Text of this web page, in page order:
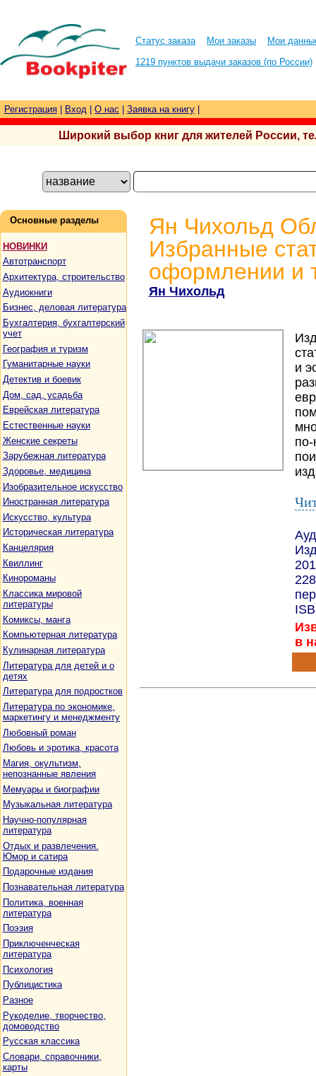
Статус заказа Мои заказы
Мои
1219 пунктов выдачи заказов (по России)
Регистрация Вход О нас Заявка на книгу
Широкий выбор книг для жителей России,
Основные разделы
НОВИНКИ
Автотранспорт
Архитектура, строительство
Аудиокниги
Бизнес, деловая литература
Бухгалтерия, бухгалтерский
учет
География и туризм
Гуманитарные науки
Детектив и боевик
Дом, сад, усадьба
Еврейская литература
Естественные науки
Женские секреты
Зарубежная литература
Здоровье, медицина
Изобразительное искусство
Иностранная литература
Искусство, культура
Историческая литература
Канцелярия
Квиллинг
Кинороманы
Классика мировой
литературы
Комиксы, манга
Компьютерная литература
Кулинарная литература
Литература для детей и о
детях
Литература для подростков
Литература по экономике,
маркетингу и менеджменту
Любовный роман
Любовь и эротика, красота
Магия, окультизм,
непознанные явления
Мемуары и биографии
Музыкальная литература
Научно-популярная
литература
Отдых и развлечения.
Юмор и сатира
Подарочные издания
Познавательная литература
Политика, военная
литература
Поэзия
Приключенческая
литература
Психология
Публицистика
Разное
Рукоделие, творчество,
домоводство
Русская классика
Словари, справочники,
карты
Ян Чихольд
Избранные
оформлении и
Ян Чихольд
и
в